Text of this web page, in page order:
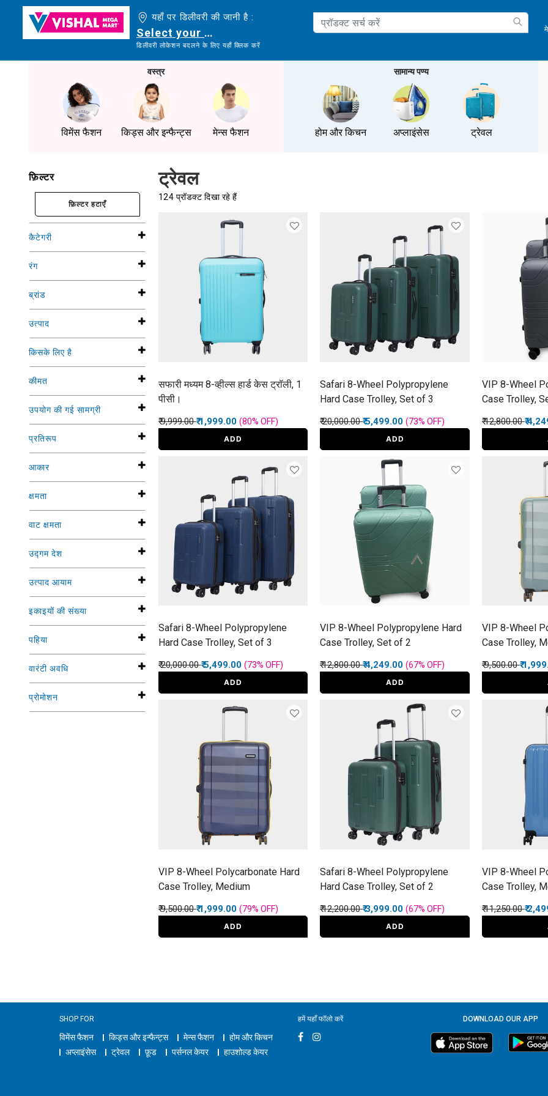
यहाँ पर डिलीवरी की जानी है :
Select your delivery location
डिलीवरी लोकेशन बदलने के लिए यहाँ क्लिक करें
वस्त्र
विमेंस फैशन किड्स और इन्फैन्ट्स मेन्स फैशन
सामान्य पण्य
होम और किचन अप्लाइंसेस ट्रेवल
फ़िल्टर ट्रेवल
124 प्रॉडक्ट दिखा रहे हैं
फ़िल्टर हटाएँ
कैटेगरी
रंग
ब्रांड
उत्पाद
किसके लिए है
कीमत
उपयोग की गई सामग्री
प्रतिरूप
आकार
क्षमता
वाट क्षमता
उद्गम देश
उत्पाद आयाम
इकाइयों की संख्या
पहिया
वारंटी अवधि
प्रोमोशन
सफारी मध्यम 8-व्हील्स हार्ड केस ट्रॉली, 1
पीसी।
Price reduced from
₹ 9,999.00to
₹ 1,999.00 (80% OFF)
ADD
Safari 8-Wheel Polypropylene
Hard Case Trolley, Set of 3
Price reduced from
₹ 20,000.00to
₹ 5,499.00(73%OFF)
ADD
VIP 8-Wheel
Case Trolley,
Price reduced
₹ 12,800.00to
₹
Safari 8-Wheel Polypropylene
Hard Case Trolley, Set of 3
Price reduced from
₹ 20,000.00to
₹ 5,499.00 (73% OFF)
ADD
VIP 8-Wheel Polypropylene Hard
Case Trolley, Set of 2
Price reduced from
₹ 12,800.00to
₹ 4,249.00(67%OFF)
ADD
VIP 8-Wheel
Case Trolley,
Price reduced
₹ 9,500.00to
₹
VIP 8-Wheel Polycarbonate Hard
Case Trolley, Medium
Price reduced from
₹ 9,500.00to
₹ 1,999.00 (79% OFF)
ADD
Safari 8-Wheel Polypropylene
Hard Case Trolley, Set of 2
Price reduced from
₹ 12,200.00to
₹ 3,999.00(67%OFF)
ADD
VIP 8-Wheel
Case Trolley,
Price reduced
₹ 11,250.00to
₹
SHOP FOR
विमेंस फैशन किड्स और इन्फैन्ट्स मेन्स फैशन
होम और किचन
अप्लाइंसेस
ट्रेवल फ़ूड पर्सनल केयर हाउशोल्ड केयर
हमें यहाँ फॉलो करें DOWNLOAD OUR APP